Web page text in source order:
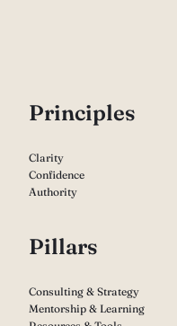
Principles
Clarity
Confidence
Authority
Pillars
Consulting & Strategy
Mentorship & Learning